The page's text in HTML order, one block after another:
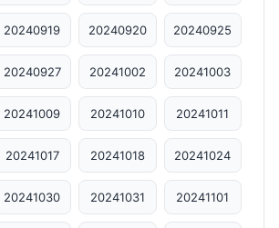
20240919 20240920 20240925
20240927 20241002 20241003
20241009 20241010 20241011
20241017 20241018 20241024
20241030 20241031 20241101